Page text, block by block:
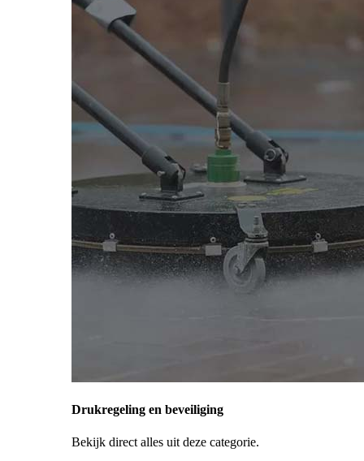
Drukregeling en beveiliging
Bekijk direct alles uit deze categorie.